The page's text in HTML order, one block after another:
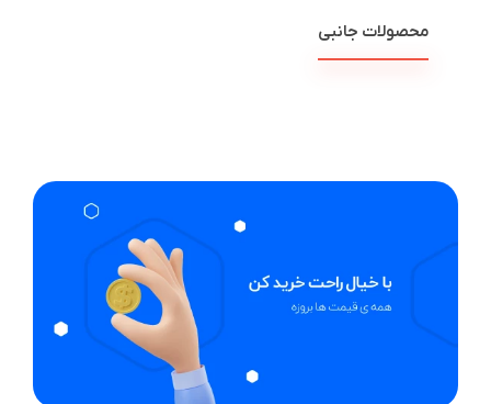
محصولات جانبی